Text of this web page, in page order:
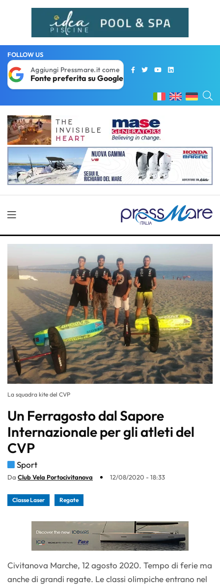
FOLLOW US
Aggiungi Pressmare.it come
Fonte preferita su Google
La squadra kite del CVP
Un Ferragosto dal Sapore
Internazionale per gli atleti del
CVP
Sport
Da Club Vela Portocivitanova 12/08/2020 - 18:33
Classe Laser Regate
Civitanova Marche, 12 agosto 2020. Tempo di ferie ma
anche di grandi regate. Le classi olimpiche entrano nel